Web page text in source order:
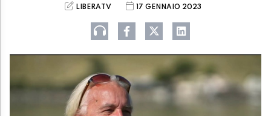
LIBERATV 17 GENNAIO 2023